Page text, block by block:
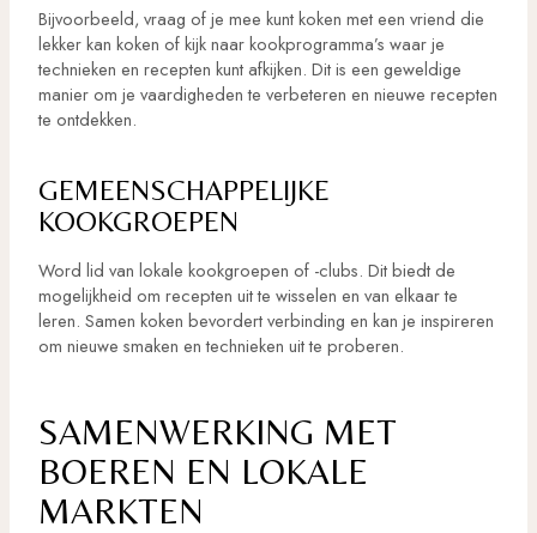
Bijvoorbeeld, vraag of je mee kunt koken met een vriend die
lekker kan koken of kijk naar kookprogramma’s waar je
technieken en recepten kunt afkijken. Dit is een geweldige
manier om je vaardigheden te verbeteren en nieuwe recepten
te ontdekken.
GEMEENSCHAPPELIJKE
KOOKGROEPEN
Word lid van lokale kookgroepen of -clubs. Dit biedt de
mogelijkheid om recepten uit te wisselen en van elkaar te
leren. Samen koken bevordert verbinding en kan je inspireren
om nieuwe smaken en technieken uit te proberen.
SAMENWERKING MET
BOEREN EN LOKALE
MARKTEN